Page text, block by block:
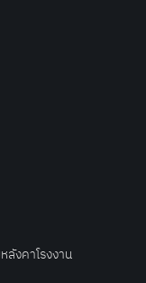
งคาโรงงาน